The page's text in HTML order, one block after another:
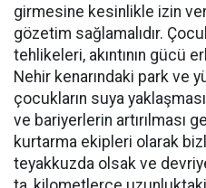
girmesine kesinlikle izin
gözetim sağlamalıdır.
tehlikeleri, akıntının gücü
Nehir kenarındaki park ve
çocukların suya
ve bariyerlerin artırılması
kurtarma ekipleri olarak
teyakkuzda olsak ve